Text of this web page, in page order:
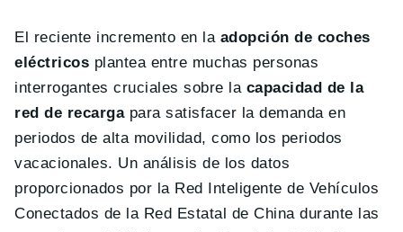
El reciente incremento en laadopción de coches
eléctricos plantea entre muchas personas
interrogantes cruciales sobre la capacidad de la
red de recargapara satisfacer la demanda en
periodos de alta movilidad, como los periodos
vacacionales. Un análisis de los datos
proporcionados por la Red Inteligente de Vehículos
Conectados de la Red Estatal de China durante las